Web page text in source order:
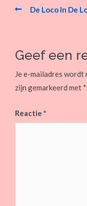
navigation
De Loco In De
Geef een
Je e-mailadres wordt
zijn gemarkeerd met *
Reactie *